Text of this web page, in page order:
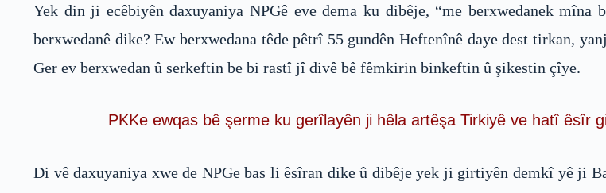
Yek din ji ecêbiyên daxuyaniya NPGê eve dema ku dibêje, “me berxwedanek mîna
berxwedanê dike? Ew berxwedana têde pêtrî 55 gundên Heftenînê daye dest tirkan,
Ger ev berxwedan û serkeftin be bi rastî jî divê bê fêmkirin binkeftin û şikestin çîye.
PKKe ewqas bê şerme ku gerîlayên ji hêla artêşa Tirkiyê ve hatî êsîr
Di vê daxuyaniya xwe de NPGe bas li êsîran dike û dibêje yek ji girtiyên demkî yê ji